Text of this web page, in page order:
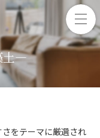
土―
をテーマに厳選され